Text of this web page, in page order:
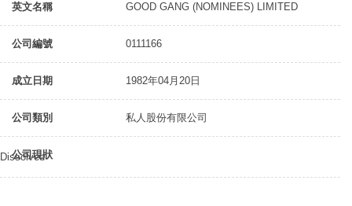
英文名稱 GOOD GANG (NOMINEES) LIMITED
公司編號 0111166
成立日期 1982年04月20日
公司類別 私人股份有限公司
公司現狀
Dissolved